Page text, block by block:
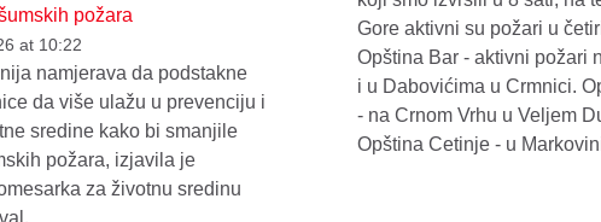
požara
at 10:22
namjerava da podstakne
da više ulažu u prevenciju i
sredine kako bi smanjile
požara, izjavila je
za životnu sredinu
Gore aktivni su požari u
Opština Bar - aktivni požari
i u Dabovićima u Crmnici.
- na Crnom Vrhu u Veljem
Opština Cetinje - u